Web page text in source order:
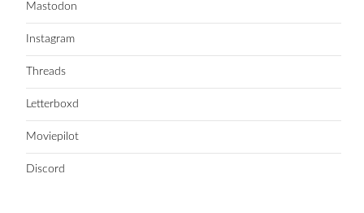
Mastodon
Instagram
Threads
Letterboxd
Moviepilot
Discord